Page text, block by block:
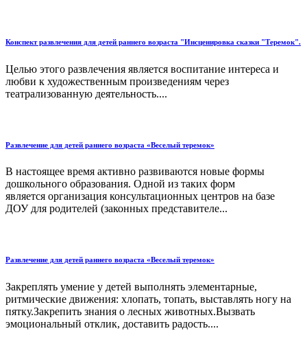
Конспект развлечения для детей раннего возраста "Инсценировка сказки "Теремок".
Целью этого развлечения является воспитание интереса и
любви к художественным произведениям через
театрализованную деятельность....
Развлечение для детей раннего возраста «Веселый теремок»
В настоящее время активно развиваются новые формы
дошкольного образования. Одной из таких форм
является организация консультационных центров на базе
ДОУ для родителей (законных представителе...
Развлечение для детей раннего возраста «Веселый теремок»
Закреплять умение у детей выполнять элементарные,
ритмические движения: хлопать, топать, выставлять ногу на
пятку.Закрепить знания о лесных животных.Вызвать
эмоциональный отклик, доставить радость....